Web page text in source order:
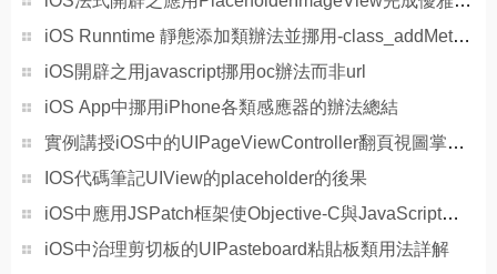
iOS Runntime 靜態添加類辦法並挪用-class_addMethod
iOS開辟之用javascript挪用oc辦法而非url
iOS App中挪用iPhone各類感應器的辦法總結
實例講授iOS中的UIPageViewController翻頁視圖掌握器
IOS代碼筆記UIView的placeholder的後果
iOS中應用JSPatch框架使Objective-C與JavaScript代碼交互
iOS中治理剪切板的UIPasteboard粘貼板類用法詳解